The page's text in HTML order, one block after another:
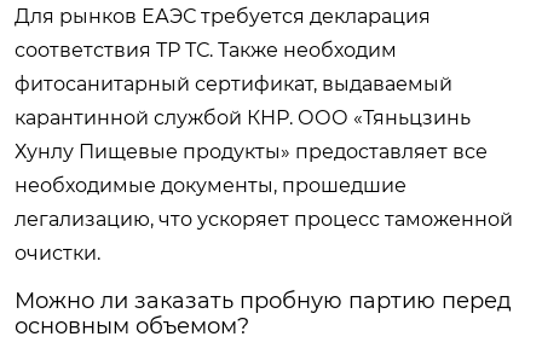
Для рынков ЕАЭС требуется декларация
соответствия ТР ТС. Также необходим
фитосанитарный сертификат, выдаваемый
карантинной службой КНР. ООО «Тяньцзинь
Хунлу Пищевые продукты» предоставляет все
необходимые документы, прошедшие
легализацию, что ускоряет процесс таможенной
очистки.
Можно ли заказать пробную партию перед
основным объемом?